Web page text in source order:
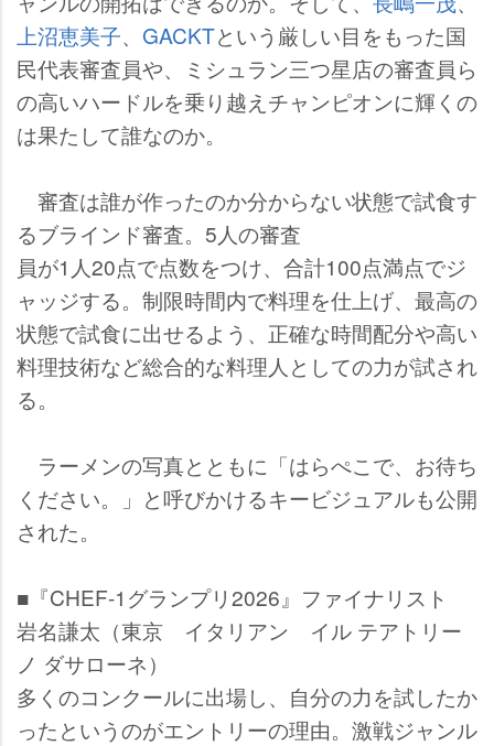
上沼恵美子、 GACKTという厳しい目をもった国
民代表審査員や、ミシュラン三つ星店の審査員ら
の高いハードルを乗り越えチャンピオンに輝くの
は果たして誰なのか。
審査は誰が作ったのか分からない状態で試食す
るブラインド審査。5人の審査
員が1人20点で点数をつけ、合計100点満点でジ
ャッジする。制限時間内で料理を仕上げ、最高の
状態で試食に出せるよう、正確な時間配分や高い
料理技術など総合的な料理人としての力が試され
る。
ラーメンの写真とともに「はらぺこで、お待ち
ください。」と呼びかけるキービジュアルも公開
された。
■『CHEF-1グランプリ2026』ファイナリスト
名謙太（東京 イタリアン イル テアトリー
ノ ダサローネ）
多くのコンクールに出場し、自分の力を試したか
ったというのがエントリーの理由。激戦ジャンル